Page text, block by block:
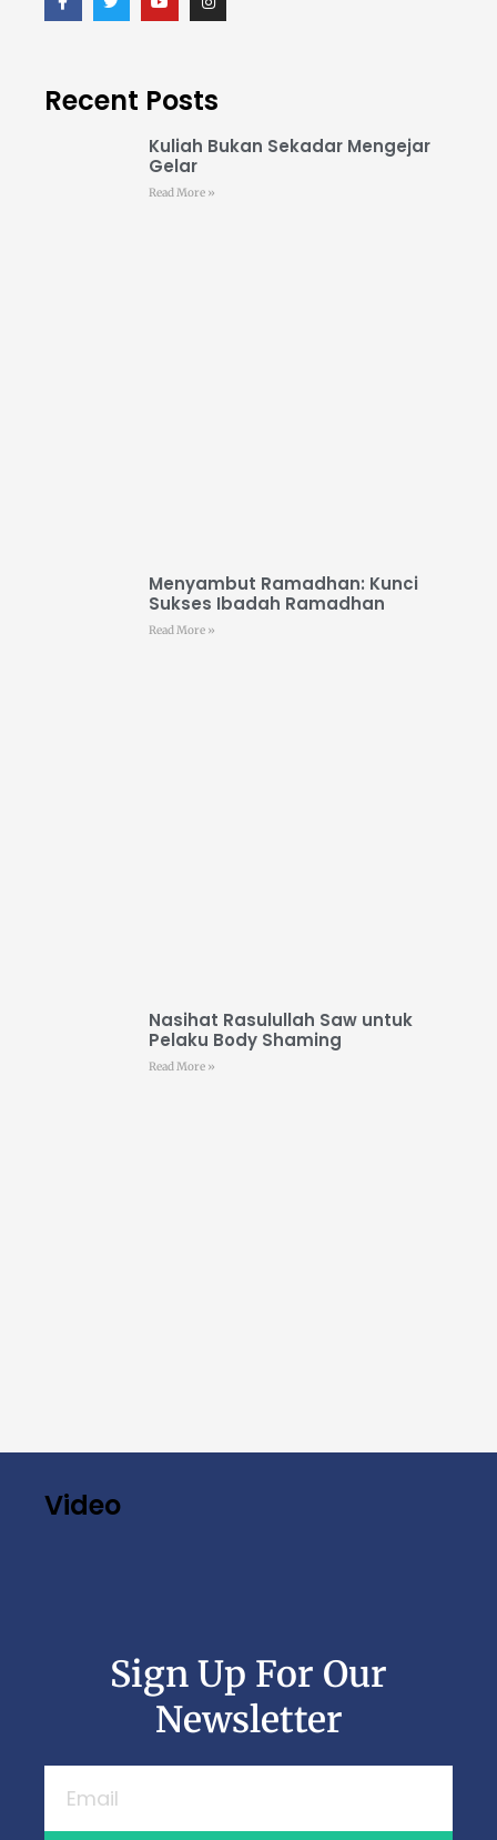
Recent Posts
Kuliah Bukan Sekadar Mengejar
Gelar
Read More »
Menyambut Ramadhan: Kunci
Sukses Ibadah Ramadhan
Read More »
Nasihat Rasulullah Saw untuk
Pelaku Body Shaming
Read More »
Video
Sign Up For Our
Newsletter